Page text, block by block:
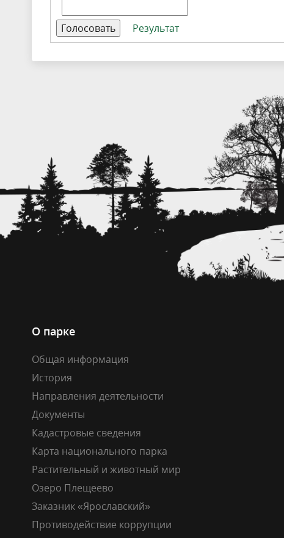
Результат
О парке
Общая информация
История
Направления деятельности
Документы
Кадастровые сведения
Карта национального парка
Растительный и животный мир
Озеро Плещеево
Заказник «Ярославский»
Противодействие коррупции